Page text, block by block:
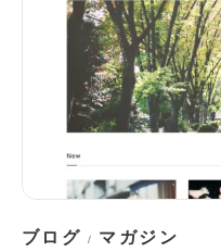
ブログ / マガジン